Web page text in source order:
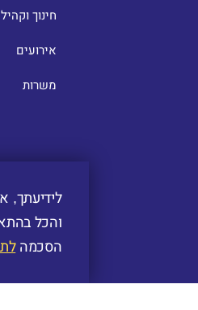
והכל
הסכמה
חינוך
אירועים
משרות